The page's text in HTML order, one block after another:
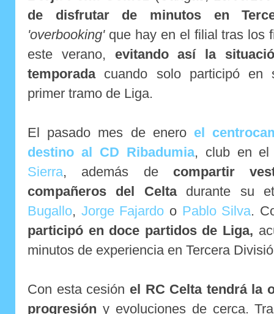
de disfrutar de minutos en
'overbooking'que hay en el filial tras los
este verano, evitando así la
temporadacuando solo participó en
primer tramo de Liga.
El pasado mes de enero el
destino al CD Ribadumia, club en el
Sierra, además de compartir
compañeros del Celtadurante su
Bugallo, Jorge Fajardo o Pablo Silva.
participó en doce partidos de Liga,
minutos de experiencia en Tercera
Con esta cesión el RC Celta tendrá la
progresión y evoluciones de cerca.